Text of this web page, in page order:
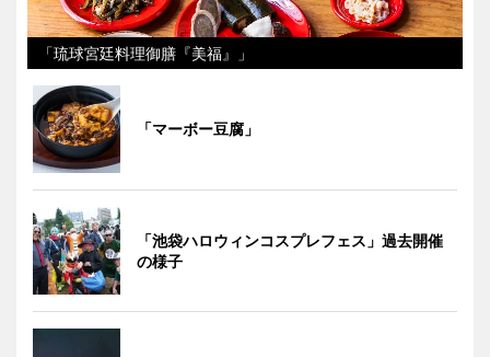
「琉球宮廷料理御膳『美福』」
「マーボー豆腐」
「池袋ハロウィンコスプレフェス」過去開催
の様子